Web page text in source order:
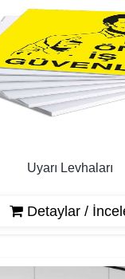
Uyarı Levhaları
Detaylar /